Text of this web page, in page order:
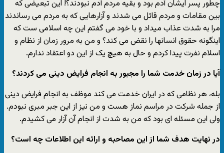
چطور پسر ایشان آدم بود و بقیه مردم آدم نبودند؟! این تبعیضی که
بین مقامات و مردم قائل می شدند و آزارهایی که به مردم می رساندند
مرا به شدت عذاب میداد و با خود می گفتم این چه اسلامی ست که
اینگونه حقوق انسانها را نقض می کند؟ و من به مرور زمان از نظام و
اسلام نفرت پیدا کردم و حال به هیچ یک از این دو اعتقاد ندارم.
آیا در زمان خدمت شما را مجبور به انجام فرایض دینی می کردند؟
بله، هر نظامی که در ایران خدمت می کند موظف به انجام فرایض دینی
از جمله شرکت در مراسم نماز هست و من نیز از این جبر مبری نبودم.
ولی این مسئله ای بود که من به شدت از انجام آن آزار می کشیدم.
در نهایت هدف شما از این مصاحبه و ارائه این اطلاعات چه است؟